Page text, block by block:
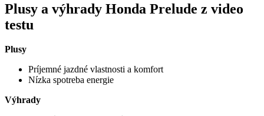
Plusy a výhrady Honda Prelude z video
testu
Plusy
Príjemné jazdné vlastnosti a komfort
Nízka spotreba energie
Výhrady